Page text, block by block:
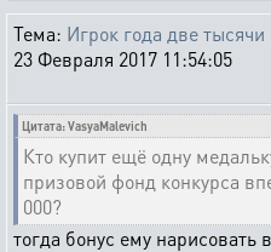
Тема: Игрок года две
23 Февраля 2017 11:54:05
Цитата: VasyaMalevich
Кто купит ещё одну
призовой фонд конкурса
000?
тогда бонус ему нарисовать